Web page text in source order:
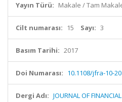
Yayın Türü: Makale / Tam
Cilt numarası: 15 Sayı: 3
Basım Tarihi: 2017
Doi Numarası: 10.1108/jfra-10-
Dergi Adı: JOURNAL OF